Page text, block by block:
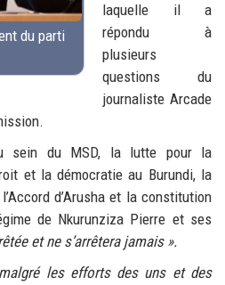
du parti
laquelle il a
répondu à
plusieurs
questions du
journaliste Arcade
sein du MSD, la lutte pour la
et la démocratie au Burundi, la
d’Arusha et la constitution
de Nkurunziza Pierre et ses
et ne s’arrêtera jamais ».
malgré les efforts des uns et des